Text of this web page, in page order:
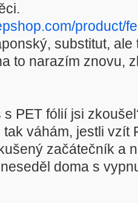
product/
substitut,
to narazím znovu,
PET fólií jsi
váhám, jestli vzít
začátečník a
doma s